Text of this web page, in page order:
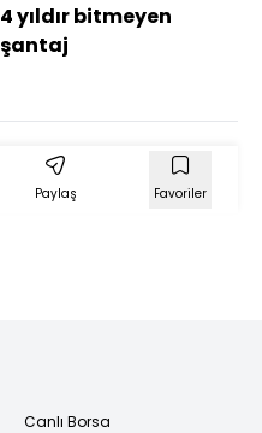
4 yıldır bitmeyen
şantaj
Paylaş Favoriler
Canlı Borsa